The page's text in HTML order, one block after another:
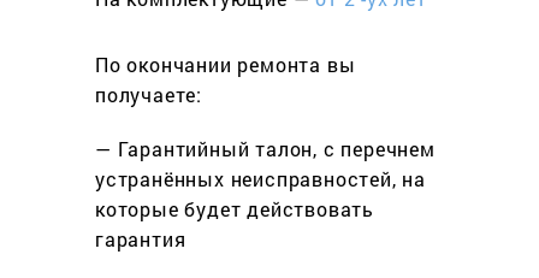
По окончании ремонта вы
получаете:
— Гарантийный талон, с перечнем
устранённых неисправностей, на
которые будет действовать
гарантия